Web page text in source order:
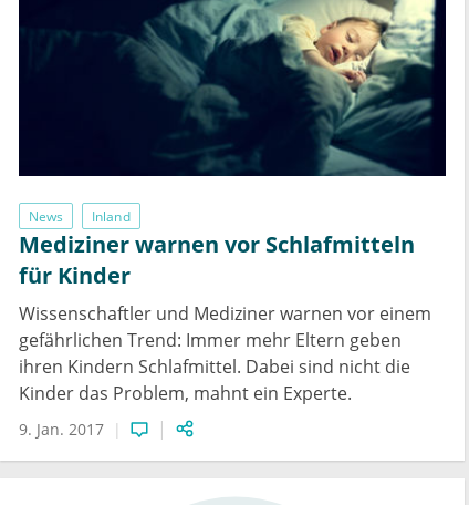
News Inland
Mediziner warnen vor Schlafmitteln
für Kinder
Wissenschaftler und Mediziner warnen vor einem
gefährlichen Trend: Immer mehr Eltern geben
ihren Kindern Schlafmittel. Dabei sind nicht die
Kinder das Problem, mahnt ein Experte.
9. Jan. 2017